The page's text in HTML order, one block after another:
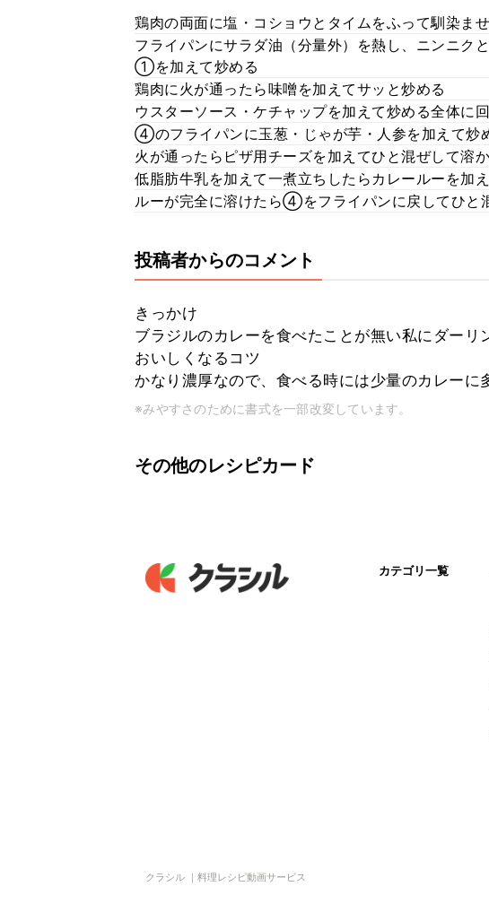
鶏肉の両面に塩・コショウとタイムをふって馴染ま
フライパンにサラダ油（分量外）を熱し、ニンニク
①を加えて炒める
鶏肉に火が通ったら味噌を加えてサッと炒める
ウスターソース・ケチャップを加えて炒める全体に
④のフライパンに玉葱・じゃが芋・人参を加えて炒
火が通ったらピザ用チーズを加えてひと混ぜして溶
低脂肪牛乳を加えて一煮立ちしたらカレールーを加
ルーが完全に溶けたら④をフライパンに戻してひと
投稿者からのコメント
きっかけ
ブラジルのカレーを食べたことが無い私にダーリ
おいしくなるコツ
かなり濃厚なので、食べる時には少量のカレーに
※みやすさのために書式を一部改変しています。
その他のレシピカード
カテゴリ一覧
クラシル ｜料理レシピ動画サービス